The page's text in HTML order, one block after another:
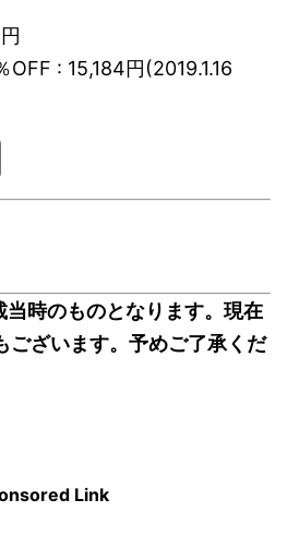
OFF : 15,184円(2019.1.16
時のものとなります。現在
ございます。予めご了承くだ
Link